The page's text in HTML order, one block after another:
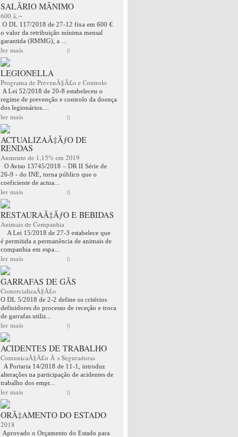
SALÃRIO MÃNIMO
600 â‚¬
O DL 117/2018 de 27-12 fixa em 600 €
o valor da retribuição mínima mensal
garantida (RMMG), a ...
ler mais
0
LEGIONELLA
Programa de PrevenÃ§Ã£o e Controlo
A Lei 52/2018 de 20-8 estabeleceu o
regime de prevenção e controlo da doença
dos legionários....
ler mais
0
ACTUALIZAÃ‡ÃƒO DE
RENDAS
Aumento de 1,15% em 2019
O Aviso 13745/2018 – DR II Série de
26-9 - do INE, torna público que o
coeficiente de actua...
ler mais
0
RESTAURAÃ‡ÃƒO E BEBIDAS
Animais de Companhia
A Lei 15/2018 de 27-3 estabelece que
é permitida a permanência de animais de
companhia em espa...
ler mais
0
GARRAFAS DE GÃS
ComercializaÃ§Ã£o
O DL 5/2018 de 2-2 define os critérios
definidores do processo de receção e troca
de garrafas utiliz...
ler mais
0
ACIDENTES DE TRABALHO
ComunicaÃ§Ã£o Ã s Seguradoras
A Portaria 14/2018 de 11-1, introduz
alterações na participação de acidentes de
trabalho dos empr...
ler mais
0
ORÃ‡AMENTO DO ESTADO
2018
Aprovado o Orçamento do Estado para